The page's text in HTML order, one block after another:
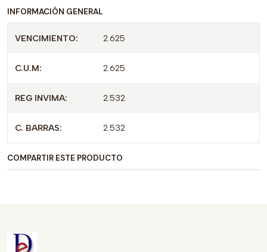
INFORMACIÓN GENERAL
VENCIMIENTO: 2.625
C.U.M: 2.625
REG INVIMA: 2.532
C. BARRAS: 2.532
COMPARTIR ESTE PRODUCTO